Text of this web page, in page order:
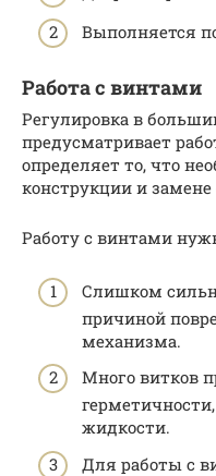
Выполняется
Работа с винтами
Регулировка в
предусматривает
определяет то, что
конструкции и
Работу с винтами
Слишком
причиной
механизма.
Много витков
жидкости.
Для работы с